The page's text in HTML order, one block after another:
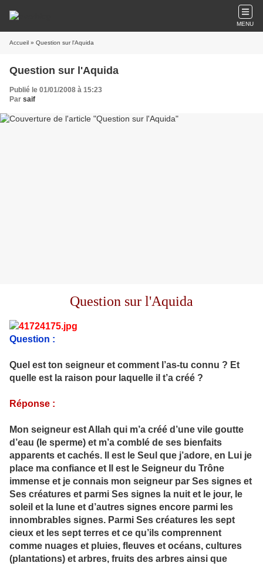
MENU
Accueil » Question sur l'Aquida
Question sur l'Aquida
Publié le 01/01/2008 à 15:23
Par saif
Question sur l'Aquida
Question :
Quel est ton seigneur et comment l’as-tu connu ? Et
quelle est la raison pour laquelle il t’a créé ?
Réponse :
Mon seigneur est Allah qui m’a créé d’une vile goutte
d’eau (le sperme) et m’a comblé de ses bienfaits
apparents et cachés. Il est le Seul que j’adore, en Lui je
place ma confiance et Il est le Seigneur du Trône
immense et je connais mon seigneur par Ses signes et
Ses créatures et parmi Ses signes la nuit et le jour, le
soleil et la lune et d’autres signes encore parmi les
innombrables signes. Parmi Ses créatures les sept
cieux et les sept terres et ce qu’ils comprennent
comme nuages et pluies, fleuves et océans, cultures
(plantations) et arbres, fruits des arbres ainsi que